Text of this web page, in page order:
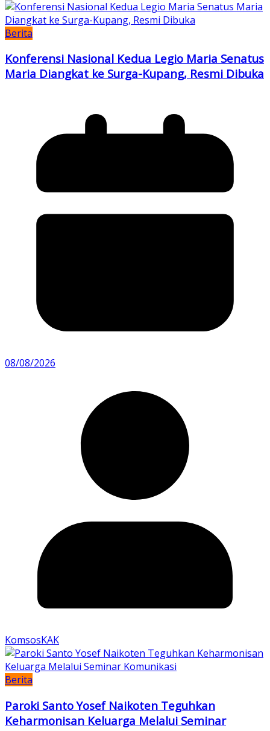
Berita
Konferensi Nasional Kedua Legio Maria Senatus
Maria Diangkat ke Surga-Kupang, Resmi Dibuka
08/08/2026
KomsosKAK
Berita
Paroki Santo Yosef Naikoten Teguhkan
Keharmonisan Keluarga Melalui Seminar